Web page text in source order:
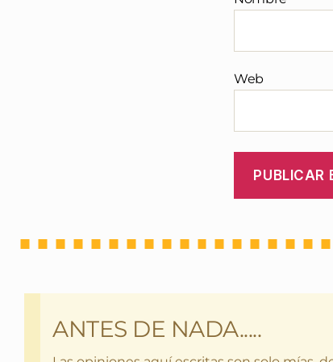
Web
ANTES DE NADA.....